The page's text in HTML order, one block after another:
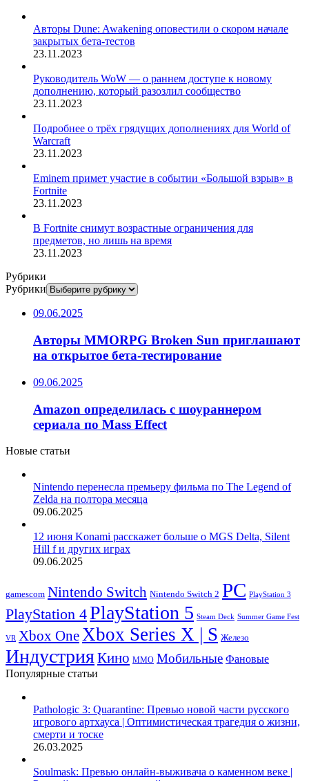
Авторы Dune: Awakening оповестили о скором начале
закрытых бета-тестов
23.11.2023
Руководитель WoW — о раннем доступе к новому
дополнению, который разозлил сообщество
23.11.2023
Подробнее о трёх грядущих дополнениях для World of
Warcraft
23.11.2023
Eminem примет участие в событии «Большой взрыв» в
Fortnite
23.11.2023
В Fortnite снимут возрастные ограничения для
предметов, но лишь на время
23.11.2023
Рубрики
Рубрики
09.06.2025
Авторы MMORPG Broken Sun приглашают
на открытое бета-тестирование
09.06.2025
Amazon определилась с шоураннером
сериала по Mass Effect
Новые статьи
Nintendo перенесла премьеру фильма по The Legend of
Zelda на полтора месяца
09.06.2025
12 июня Konami расскажет больше о MGS Delta, Silent
Hill f и других играх
09.06.2025
gamescom Nintendo Switch Nintendo Switch 2 PC PlayStation 3
PlayStation 4PlayStation 5 Steam Deck Summer Game Fest
VR Xbox OneXbox Series X | S Железо
ИндустрияКино ММО Мобильные Фановые
Популярные статьи
Pathologic 3: Quarantine: Превью новой части русского
игрового артхауса | Оптимистическая трагедия о жизни,
смерти и тоске
26.03.2025
Soulmask: Превью онлайн-выживача о каменном веке |